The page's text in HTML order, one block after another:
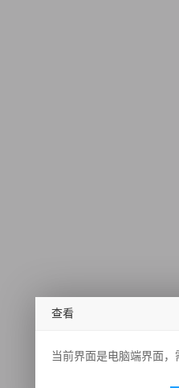
查看
当前界面是电脑端界面，